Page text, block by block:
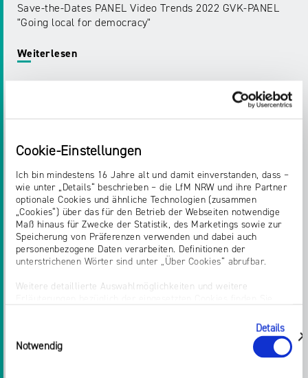
Cookie-Einstellungen
Ich bin mindestens 16 Jahre alt und damit einverstanden, dass –
wie unter „Details“ beschrieben – die LfM NRW und ihre Partner
optionale Cookies und ähnliche Technologien (zusammen
„Cookies“) über das für den Betrieb der Webseiten notwendige
Maß hinaus für Zwecke der Statistik, des Marketings sowie zur
Speicherung von Präferenzen verwenden und dabei auch
personenbezogene Daten verarbeiten. Definitionen der
unterstrichenen Wörter sind unter „Über Cookies“ abrufbar.
Weitere detaillierte Auswahlmöglichkeiten und weitere
„Einwilligung ändern“ in der Datenschutzerklärung aufgerufen
werden. Dort können Sie auch Ihre Einwilligung jederzeit mit
Wirkung für die Zukunft widerrufen. Die vollständige Ablehnung
optionaler Cookies erfolgt über den Button „Nur notwendige
Notwendig
Details
zeigen
Save-the-Dates PANEL Video Trends 2022 GVK-PANEL
"Going local for democracy"
Weiterlesen
SCHUTZMASSNAHMEN UMGEHEND U